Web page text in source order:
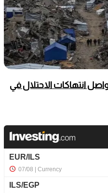
انتهاكات الاحتلال في